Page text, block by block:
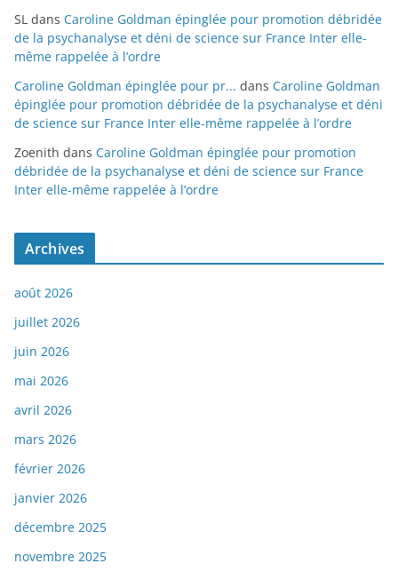
SL dans Caroline Goldman épinglée pour promotion débridée
de la psychanalyse et déni de science sur France Inter elle-
même rappelée à l’ordre
Caroline Goldman épinglée pour pr... dans Caroline Goldman
épinglée pour promotion débridée de la psychanalyse et déni
de science sur France Inter elle-même rappelée à l’ordre
Zoenith dans Caroline Goldman épinglée pour promotion
débridée de la psychanalyse et déni de science sur France
Inter elle-même rappelée à l’ordre
Archives
août 2026
juillet 2026
juin 2026
mai 2026
avril 2026
mars 2026
février 2026
janvier 2026
décembre 2025
novembre 2025